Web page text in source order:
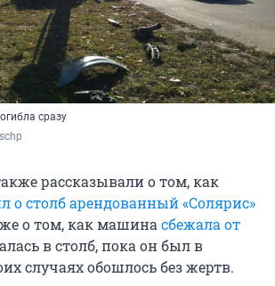
сразу
рассказывали о том, как
о столб арендованный «Солярис»
о том, как машина сбежала от
в столб, пока он был в
случаях обошлось без жертв.